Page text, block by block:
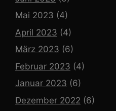
Mai 2023 (4)
April 2023 (4)
März 2023 (6)
Februar 2023 (4)
Januar 2023 (6)
Dezember 2022 (6)